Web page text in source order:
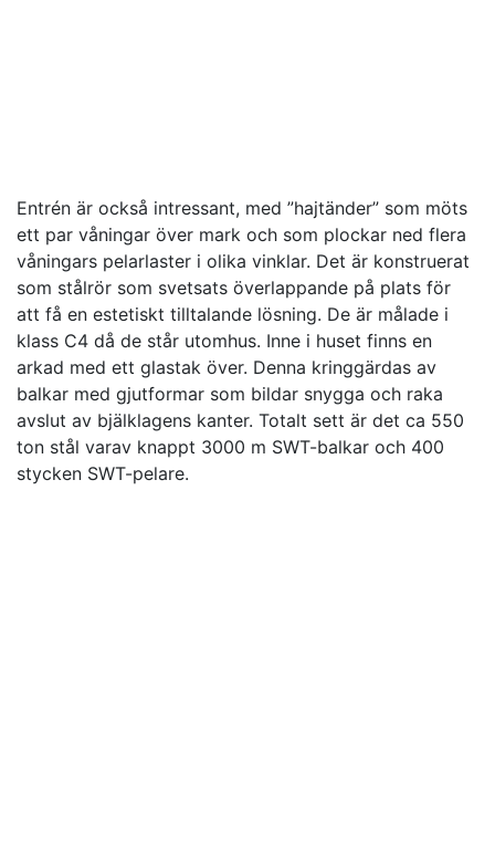
Entrén är också intressant, med ”hajtänder” som möts
ett par våningar över mark och som plockar ned flera
våningars pelarlaster i olika vinklar. Det är konstruerat
som stålrör som svetsats överlappande på plats för
att få en estetiskt tilltalande lösning. De är målade i
klass C4 då de står utomhus. Inne i huset finns en
arkad med ett glastak över. Denna kringgärdas av
balkar med gjutformar som bildar snygga och raka
avslut av bjälklagens kanter. Totalt sett är det ca 550
ton stål varav knappt 3000 m SWT-balkar och 400
stycken SWT-pelare.